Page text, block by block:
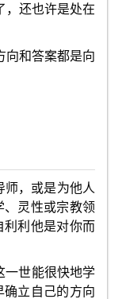
，还也许是处在
向和答案都是向
师，或是为他人
灵性或宗教领
利他是对你而
一世能很快地学
立自己的方向